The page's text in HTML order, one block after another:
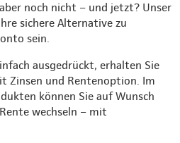
noch nicht – und jetzt? Unser
sichere Alternative zu
sein.
ausgedrückt, erhalten Sie
Zinsen und Rentenoption. Im
können Sie auf Wunsch
wechseln – mit